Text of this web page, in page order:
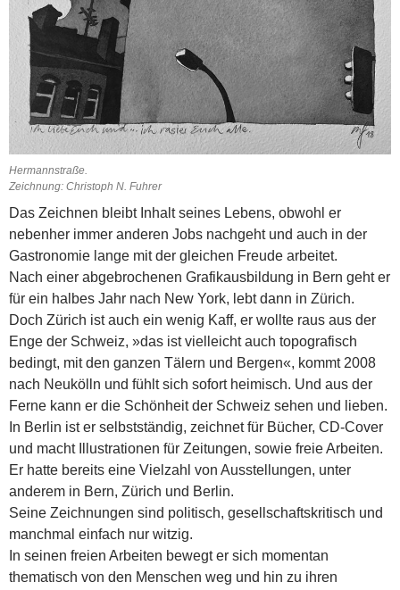
Hermannstraße.
Zeichnung: Christoph N. Fuhrer
Das Zeichnen bleibt Inhalt seines Lebens, obwohl er
nebenher immer anderen Jobs nachgeht und auch in der
Gastronomie lange mit der gleichen Freude arbeitet.
Nach einer abgebrochenen Grafikausbildung in Bern geht er
für ein halbes Jahr nach New York, lebt dann in Zürich.
Doch Zürich ist auch ein wenig Kaff, er wollte raus aus der
Enge der Schweiz, »das ist vielleicht auch topografisch
bedingt, mit den ganzen Tälern und Bergen«, kommt 2008
nach Neukölln und fühlt sich sofort heimisch. Und aus der
Ferne kann er die Schönheit der Schweiz sehen und lieben.
In Berlin ist er selbstständig, zeichnet für Bücher, CD-Cover
und macht Illustrationen für Zeitungen, sowie freie Arbeiten.
Er hatte bereits eine Vielzahl von Ausstellungen, unter
anderem in Bern, Zürich und Berlin.
Seine Zeichnungen sind politisch, gesellschaftskritisch und
manchmal einfach nur witzig.
In seinen freien Arbeiten bewegt er sich momentan
thematisch von den Menschen weg und hin zu ihren